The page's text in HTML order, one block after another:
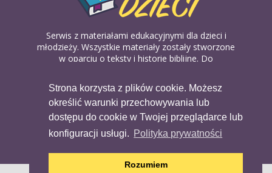
Strona korzysta z plików cookie. Możesz
określić warunki przechowywania lub
dostępu do cookie w Twojej przeglądarce lub
konfiguracji usługi. Polityka prywatności
Rozumiem
Serwis z materiałami edukacyjnymi dla dzieci i
młodzieży. Wszystkie materiały zostały stworzone
w oparciu o teksty i historie biblijne. Do
biblijnych. Można je pobierać, drukować i
udostępniać bez żadnych opłat. Materiałów
dostępnych na serwisie nie można wykorzystywać
w celach komercyjnych.